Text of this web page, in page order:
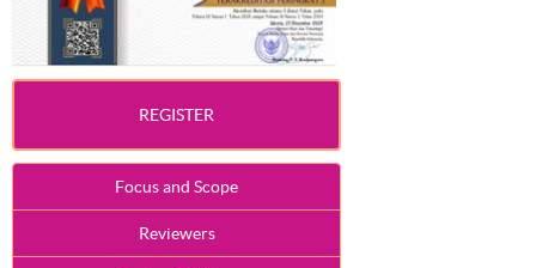
REGISTER
Focus and Scope
Reviewers